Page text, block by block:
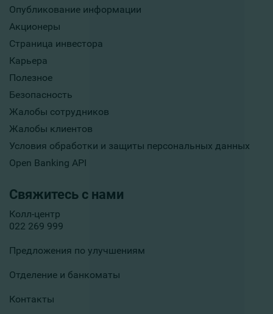
Опубликование информации
Акционеры
Страница инвестора
Карьера
Полезное
Безопасность
Жалобы сотрудников
Жалобы клиентов
Условия обработки и защиты персональных данных
Open Banking API
Свяжитесь с нами
Колл-центр
022 269 999
Предложения по улучшениям
Отделение и банкоматы
Контакты